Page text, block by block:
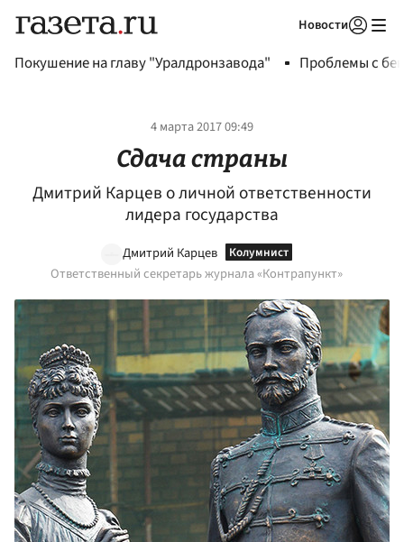
Новости
Покушение на главу "Уралдронзавода" Проблемы с
4 марта 2017 09:49
Сдача страны
Дмитрий Карцев о личной ответственности
лидера государства
Дмитрий Карцев
Ответственный секретарь журнала «Контрапункт»